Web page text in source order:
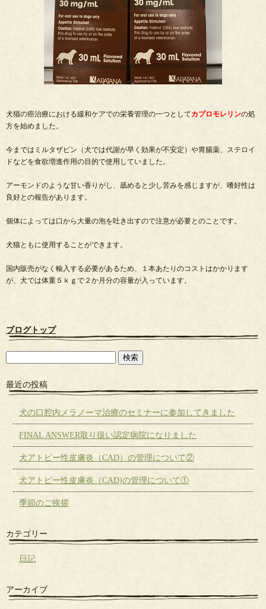
犬猫の癌治療における緩和ケアでの栄養管理の一つとしてカプロモレリンの処
方を始めました。
今まではミルタザピン（犬では代謝が早く効果が不安定）や胃腸薬、ステロイ
ドなどを食欲増進作用の目的で使用していました。
アーモンドのような甘い香りがし、舐めると少し苦みを感じますが、嗜好性は
良好との報告があります。
個体によっては口から大量の泡を吐き出すので注意が必要とのことです。
犬猫ともに使用することができます。
国内販売がなく輸入する必要があるため、１本あたりのコストはかかります
が、犬では体重５ｋｇで２か月分の容量が入っています。
ブログトップ
最近の投稿
犬の口腔内メラノーマ治療のセミナーに参加してきました
FINAL ANSWER取り扱い認定病院になりました
犬アトピー性皮膚炎（CAD）の管理について②
犬アトピー性皮膚炎（CAD)の管理について①
季節のご挨拶
カテゴリー
日記
アーカイブ